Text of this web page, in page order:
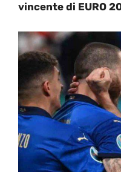
vincente di EURO